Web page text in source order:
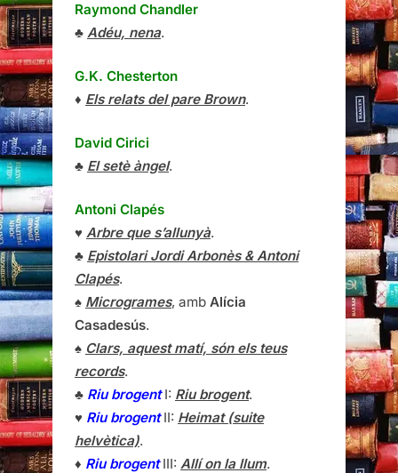
Raymond Chandler
♣ Adéu, nena.
G.K. Chesterton
♦ Els relats del pare Brown.
David Cirici
♣ El setè àngel.
Antoni Clapés
♥ Arbre que s’allunyà.
♣ Epistolari Jordi Arbonès & Antoni
Clapés.
♠ Microgrames, amb Alícia
Casadesús.
♠ Clars, aquest matí, són els teus
records.
♣ Riu brogentI: Riu brogent.
♥ Riu brogentII: Heimat (suite
helvètica).
♦ Riu brogentIII: Allí on la llum.